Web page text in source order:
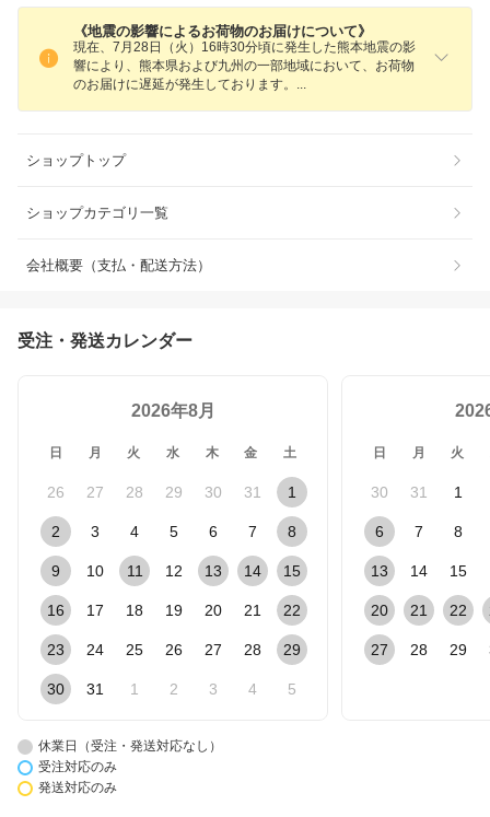
《地震の影響によるお荷物のお届けについて》
現在、7月28日（火）16時30分頃に発生した熊本地震の影
響により、熊本県および九州の一部地域において、お荷物
のお届けに遅延が発生しております。
ショップトップ
ショップカテゴリ一覧
会社概要（支払・配送方法）
受注・発送カレンダー
2026年8月
日 月 火 水 木 金 土
26 27 28 29 30 31 1
2 3 4 5 6 7 8
9 10 11 12 13 14 15
16 17 18 19 20 21 22
23 24 25 26 27 28 29
30 31 1 2 3 4 5
日 月 火
30 31 1
6 7 8
13 14 15
20 21 22
27 28 29
休業日（受注・発送対応なし）
受注対応のみ
発送対応のみ